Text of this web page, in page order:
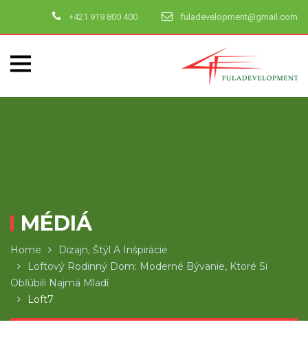
+421 919 800 400 fuladevelopment@gmail.com
MÉDIÁ
Home
Dizajn, Štýl A Inšpirácie
Loftový Rodinný Dom: Moderné Bývanie, Ktoré Si
Obľúbili Najmä Mladí
Loft7